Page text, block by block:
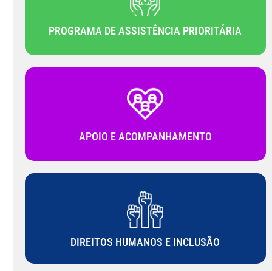
PROGRAMA DE ASSISTÊNCIA PRIORITÁRIA
APOIO E ACOMPANHAMENTO
DIREITOS HUMANOS E INCLUSÃO